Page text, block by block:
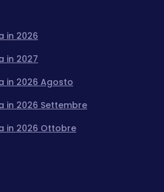
in 2026
in 2027
in 2026 Agosto
in 2026 Settembre
in 2026 Ottobre